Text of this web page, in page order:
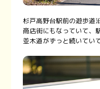
杉戸高野台駅前の遊歩道
商店街にもなっていて、
並木道がずっと続いてい